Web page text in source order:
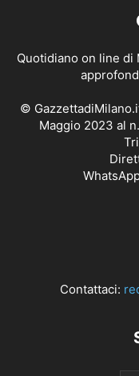
Quotidiano on line di
©
Maggio 2023 al
Contattaci: